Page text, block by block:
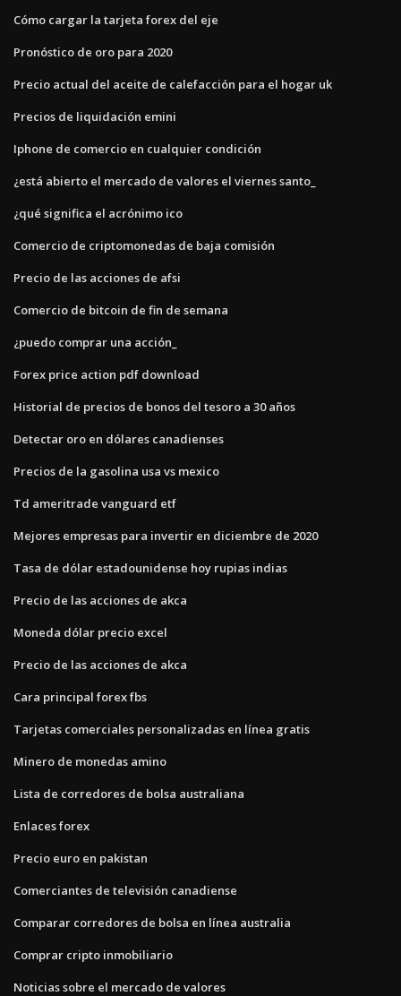
Cómo cargar la tarjeta forex del eje
Pronóstico de oro para 2020
Precio actual del aceite de calefacción para el hogar uk
Precios de liquidación emini
Iphone de comercio en cualquier condición
¿está abierto el mercado de valores el viernes santo_
¿qué significa el acrónimo ico
Comercio de criptomonedas de baja comisión
Precio de las acciones de afsi
Comercio de bitcoin de fin de semana
¿puedo comprar una acción_
Forex price action pdf download
Historial de precios de bonos del tesoro a 30 años
Detectar oro en dólares canadienses
Precios de la gasolina usa vs mexico
Td ameritrade vanguard etf
Mejores empresas para invertir en diciembre de 2020
Tasa de dólar estadounidense hoy rupias indias
Precio de las acciones de akca
Moneda dólar precio excel
Precio de las acciones de akca
Cara principal forex fbs
Tarjetas comerciales personalizadas en línea gratis
Minero de monedas amino
Lista de corredores de bolsa australiana
Enlaces forex
Precio euro en pakistan
Comerciantes de televisión canadiense
Comparar corredores de bolsa en línea australia
Comprar cripto inmobiliario
Noticias sobre el mercado de valores